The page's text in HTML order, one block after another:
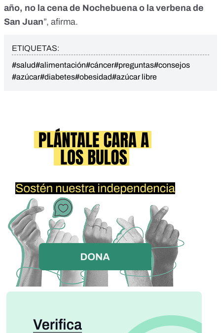
año, no la cena de Nochebuena o la verbena de
San Juan”, afirma.
ETIQUETAS:
#salud#alimentación#cáncer#preguntas#consejos
#azúcar#diabetes#obesidad#azúcar libre